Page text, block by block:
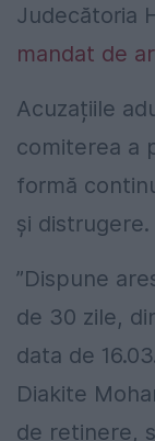
Judecătoria
mandat de
Acuzațiile
comiterea a
formă
și distrugere.
”Dispune
de 30 zile,
data de
Diakite
de reținere,